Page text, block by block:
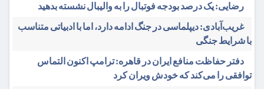
رضایی: یک درصد بودجه فوتبال را به والیبال نشسته بدهید
غریب‌آبادی: دیپلماسی در جنگ ادامه دارد، اما با ادبیاتی متناسب
با شرایط جنگی
دفتر حفاظت منافع ایران در قاهره: ترامپ اکنون التماس
توافقی را می‌کند که خودش ویران کرد